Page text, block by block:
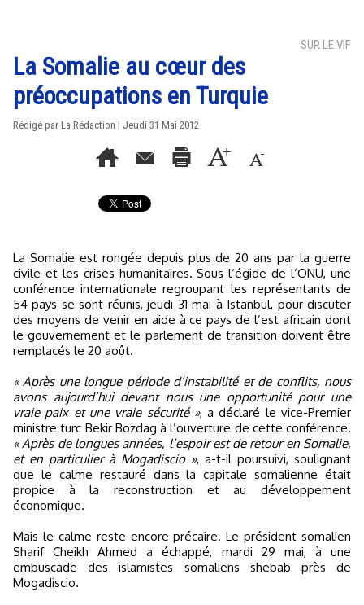
SUR LE VIF
La Somalie au cœur des
préoccupations en Turquie
Rédigé par La Rédaction | Jeudi 31 Mai 2012
La Somalie est rongée depuis plus de 20 ans par la guerre
civile et les crises humanitaires. Sous l‘égide de l’ONU, une
conférence internationale regroupant les représentants de
54 pays se sont réunis, jeudi 31 mai à Istanbul, pour discuter
des moyens de venir en aide à ce pays de l’est africain dont
le gouvernement et le parlement de transition doivent être
remplacés le 20 août.
« Après une longue période d’instabilité et de conflits, nous
avons aujourd’hui devant nous une opportunité pour une
vraie paix et une vraie sécurité », a déclaré le vice-Premier
ministre turc Bekir Bozdag à l’ouverture de cette conférence.
« Après de longues années, l’espoir est de retour en Somalie,
et en particulier à Mogadiscio », a-t-il poursuivi, soulignant
que le calme restauré dans la capitale somalienne était
propice à la reconstruction et au développement
économique.
Mais le calme reste encore précaire. Le président somalien
Sharif Cheikh Ahmed a échappé, mardi 29 mai, à une
embuscade des islamistes somaliens shebab près de
Mogadiscio.